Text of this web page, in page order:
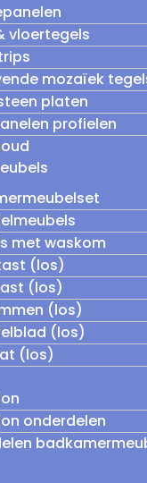
vloertegels
mozaïek
platen
profielen
met waskom
(los)
(los)
(los)
(los)
(los)
onderdelen